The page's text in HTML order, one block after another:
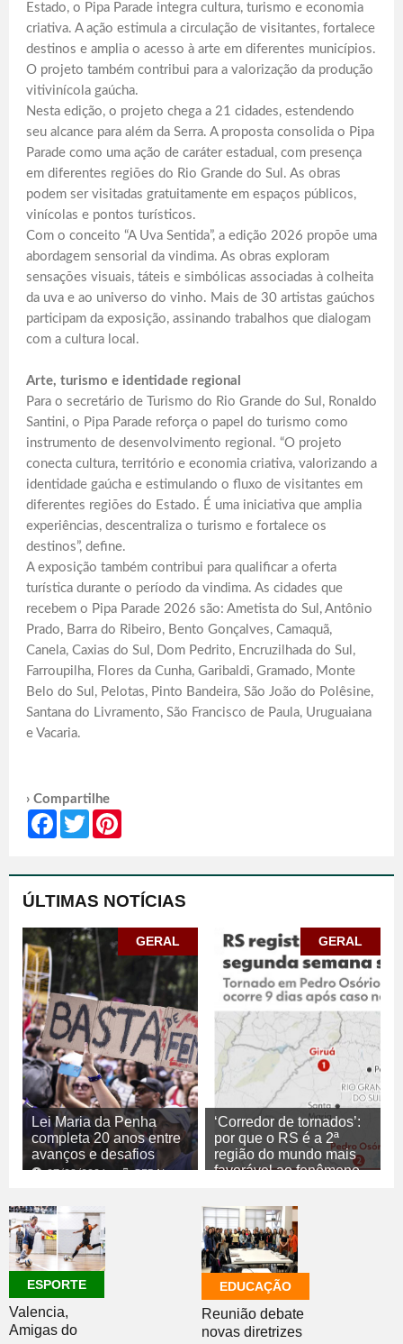
Estado, o Pipa Parade integra cultura, turismo e economia
criativa. A ação estimula a circulação de visitantes, fortalece
destinos e amplia o acesso à arte em diferentes municípios.
O projeto também contribui para a valorização da produção
vitivinícola gaúcha.
Nesta edição, o projeto chega a 21 cidades, estendendo
seu alcance para além da Serra. A proposta consolida o Pipa
Parade como uma ação de caráter estadual, com presença
em diferentes regiões do Rio Grande do Sul. As obras
podem ser visitadas gratuitamente em espaços públicos,
vinícolas e pontos turísticos.
Com o conceito “A Uva Sentida”, a edição 2026 propõe uma
abordagem sensorial da vindima. As obras exploram
sensações visuais, táteis e simbólicas associadas à colheita
da uva e ao universo do vinho. Mais de 30 artistas gaúchos
participam da exposição, assinando trabalhos que dialogam
com a cultura local.
Arte, turismo e identidade regional
Para o secretário de Turismo do Rio Grande do Sul, Ronaldo
Santini, o Pipa Parade reforça o papel do turismo como
instrumento de desenvolvimento regional. “O projeto
conecta cultura, território e economia criativa, valorizando a
identidade gaúcha e estimulando o fluxo de visitantes em
diferentes regiões do Estado. É uma iniciativa que amplia
experiências, descentraliza o turismo e fortalece os
destinos”, define.
A exposição também contribui para qualificar a oferta
turística durante o período da vindima. As cidades que
recebem o Pipa Parade 2026 são: Ametista do Sul, Antônio
Prado, Barra do Ribeiro, Bento Gonçalves, Camaquã,
Canela, Caxias do Sul, Dom Pedrito, Encruzilhada do Sul,
Farroupilha, Flores da Cunha, Garibaldi, Gramado, Monte
Belo do Sul, Pelotas, Pinto Bandeira, São João do Polêsine,
Santana do Livramento, São Francisco de Paula, Uruguaiana
e Vacaria.
› Compartilhe
FacebookTwitter
ÚLTIMAS NOTÍCIAS
GERAL
Lei Maria da Penha
completa 20 anos entre
avanços e desafios
07/08/2026 GERAL
GERAL
‘Corredor de tornados’:
por que o RS é a 2ª
região do mundo mais
favorável ao fenômeno
ESPORTE
Valencia,
Amigas do
EDUCAÇÃO
Reunião debate
novas diretrizes